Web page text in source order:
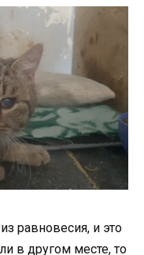
равновесия, и это
в другом месте, то